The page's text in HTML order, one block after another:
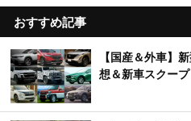
おすすめ記事
【国産＆外車】
想＆新車スクー